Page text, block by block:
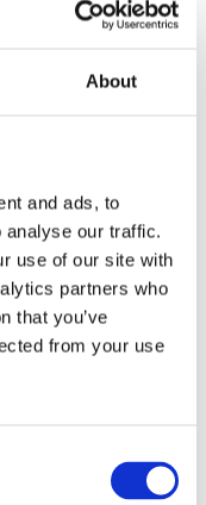
About
and ads, to
analyse our traffic.
use of our site with
partners who
that you’ve
from your use